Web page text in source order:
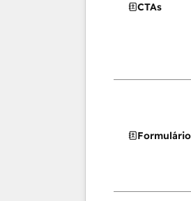
CTAs